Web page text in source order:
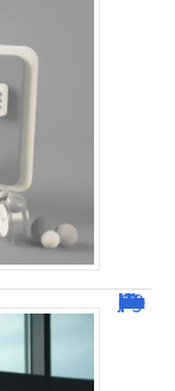
Combien de jour pour un décès d’un parent à l’étranger ?